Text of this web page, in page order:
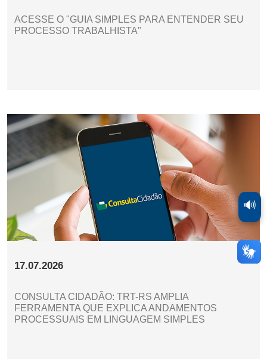
ACESSE O "GUIA SIMPLES PARA ENTENDER SEU
PROCESSO TRABALHISTA"
17.07.2026
CONSULTA CIDADÃO: TRT-RS AMPLIA
FERRAMENTA QUE EXPLICA ANDAMENTOS
PROCESSUAIS EM LINGUAGEM SIMPLES
🔊